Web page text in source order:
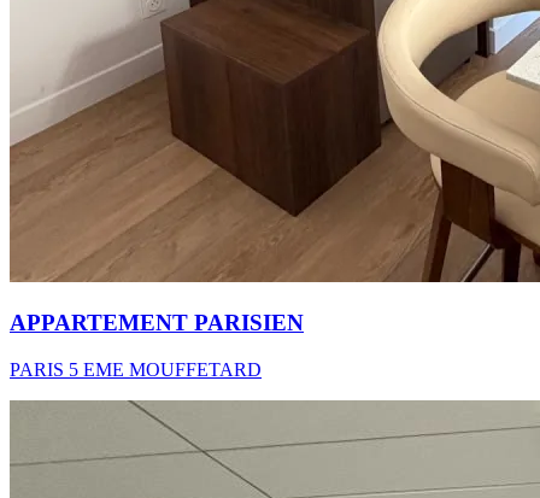
APPARTEMENT PARISIEN
PARIS 5 EME MOUFFETARD